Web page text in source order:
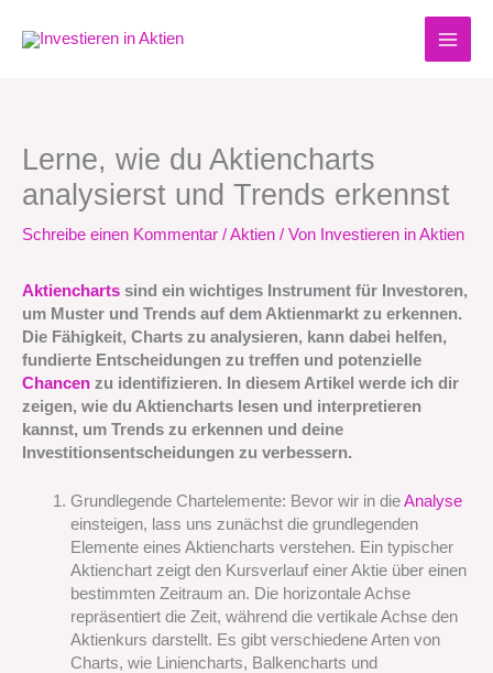
Inhalt
Lerne, wie du Aktiencharts
analysierst und Trends erkennst
Schreibe einen Kommentar /Aktien / Von Investieren in Aktien
Aktiencharts sind ein wichtiges Instrument für Investoren,
um Muster und Trends auf dem Aktienmarkt zu erkennen.
Die Fähigkeit, Charts zu analysieren, kann dabei helfen,
fundierte Entscheidungen zu treffen und potenzielle
Chancen zu identifizieren. In diesem Artikel werde ich dir
zeigen, wie du Aktiencharts lesen und interpretieren
kannst, um Trends zu erkennen und deine
Investitionsentscheidungen zu verbessern.
Grundlegende Chartelemente: Bevor wir in dieAnalyse
einsteigen, lass uns zunächst die grundlegenden
Elemente eines Aktiencharts verstehen. Ein typischer
Aktienchart zeigt den Kursverlauf einer Aktie über einen
bestimmten Zeitraum an. Die horizontale Achse
repräsentiert die Zeit, während die vertikale Achse den
Aktienkurs darstellt. Es gibt verschiedene Arten von
Charts, wie Liniencharts, Balkencharts und